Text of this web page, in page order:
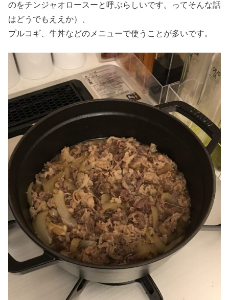
のをチンジャオロースーと呼ぶらしいです。ってそんな話
はどうでもええか）、
プルコギ、牛丼などのメニューで使うことが多いです。